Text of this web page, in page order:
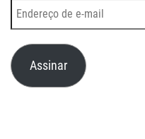
Endereço
de
e-
mail Assinar